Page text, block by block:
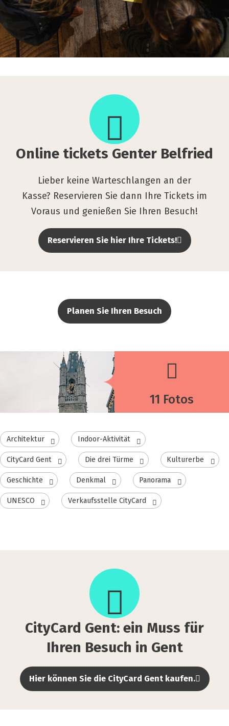
Online tickets Gen­ter Bel­fried
Lieber keine Warteschlangen an der
Kasse? Reservieren Sie dann Ihre Tickets im
Voraus und genießen Sie Ihren Besuch!
Reservieren Sie hier Ihre Tickets!
fried
Planen Sie Ihren Besuch
11 Fotos
Architektur Indoor-Aktivität
CityCard Gent Die drei Türme Kulturerbe
Geschichte Denkmal Panorama
UNESCO Verkaufsstelle CityCard
City­Card Gent: ein Muss für
Ihren Besuch in Gent
Hier können Sie die CityCard Gent kaufen.